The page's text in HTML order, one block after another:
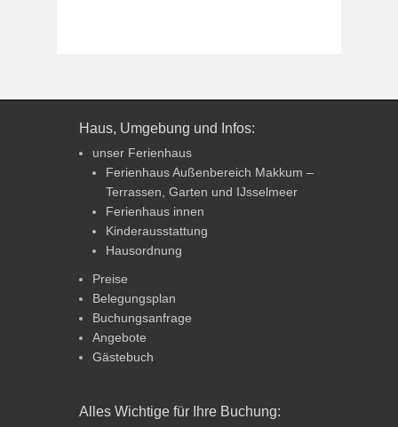
Haus, Umgebung und Infos:
unser Ferienhaus
Ferienhaus Außenbereich Makkum –
Terrassen, Garten und IJsselmeer
Ferienhaus innen
Kinderausstattung
Hausordnung
Preise
Belegungsplan
Buchungsanfrage
Angebote
Gästebuch
Alles Wichtige für Ihre Buchung: